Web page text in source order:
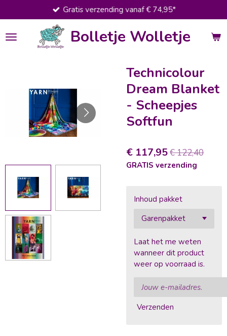
direct
naar
de
Bolletje Wolletje
Gratis verzending vanaf € 74,95*
Technicolour
Dream Blanket
- Scheepjes
Softfun
€ 117,95€ 122,40
GRATIS verzending
Inhoud pakket
Laat het me weten
wanneer dit product
weer op voorraad is.
Verzenden